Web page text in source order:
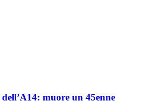
muore un 45enne